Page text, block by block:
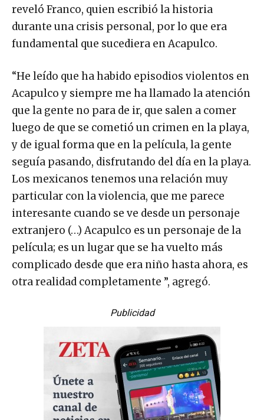
reveló Franco, quien escribió la historia
durante una crisis personal, por lo que era
fundamental que sucediera en Acapulco.
“He leído que ha habido episodios violentos en
Acapulco y siempre me ha llamado la atención
que la gente no para de ir, que salen a comer
luego de que se cometió un crimen en la playa,
y de igual forma que en la película, la gente
seguía pasando, disfrutando del día en la playa.
Los mexicanos tenemos una relación muy
particular con la violencia, que me parece
interesante cuando se ve desde un personaje
extranjero (…) Acapulco es un personaje de la
película; es un lugar que se ha vuelto más
complicado desde que era niño hasta ahora, es
otra realidad completamente ”, agregó.
Publicidad